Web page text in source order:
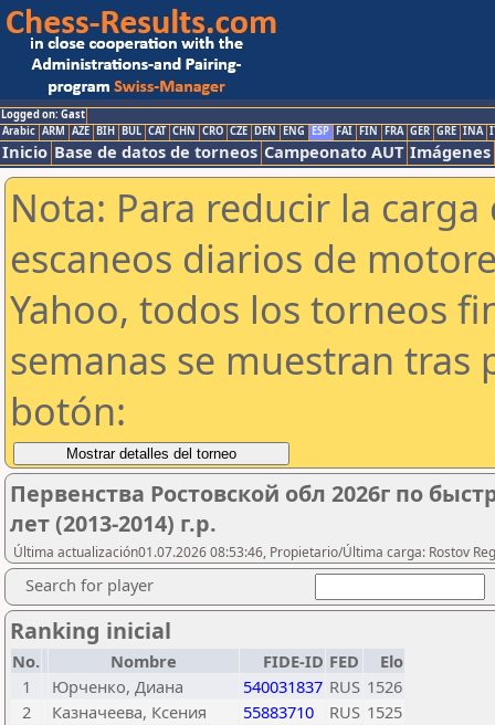
Logged on: Gast
Arabic ARM AZE BIH BUL CAT CHN CRO CZE DEN ENG ESP FAI FIN FRA GER GRE INA
Inicio Base de datos de torneos Campeonato AUT Imágenes
Nota: Para reducir la
escaneos diarios de
Yahoo, todos los torneos
semanas se muestran tras
botón:
Первенства Ростовской обл 2026г по
лет (2013-2014) г.р.
Última actualización01.07.2026 08:53:46, Propietario/Última carga: Rostov
Search for player
Ranking inicial
No. Nombre FIDE-ID FED
Elo
1
Юрченко, Диана 540031837 RUS 1526
2
Казначеева, Ксения 55883710 RUS 1525